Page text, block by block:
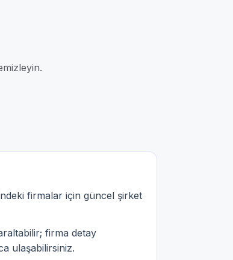
firmalar için güncel şirket
firma detay
ulaşabilirsiniz.